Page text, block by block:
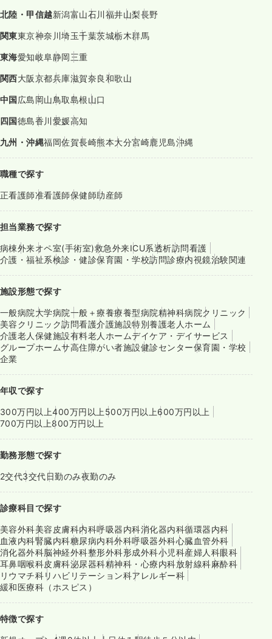
北陸・甲信越新潟富山石川福井山梨長野
関東東京神奈川埼玉千葉茨城栃木群馬
東海愛知岐阜静岡三重
関西大阪京都兵庫滋賀奈良和歌山
中国広島岡山鳥取島根山口
四国徳島香川愛媛高知
九州・沖縄福岡佐賀長崎熊本大分宮崎鹿児島沖縄
職種で探す
正看護師准看護師保健師助産師
担当業務で探す
病棟外来オペ室(手術室)救急外来ICU系透析訪問看護
介護・福祉系検診・健診保育園・学校訪問診療内視鏡治験関連
施設形態で探す
一般病院大学病院一般＋療養療養型病院精神科病院クリニック
美容クリニック訪問看護介護施設特別養護老人ホーム
介護老人保健施設有料老人ホームデイケア・デイサービス
グループホームサ高住障がい者施設健診センター保育園・学校
企業
年収で探す
300万円以上400万円以上 500万円以上600万円以上
700万円以上800万円以上
勤務形態で探す
2交代3交代日勤のみ夜勤のみ
診療科目で探す
美容外科美容皮膚科内科呼吸器内科消化器内科循環器内科
血液内科腎臓内科糖尿病内科外科呼吸器外科心臓血管外科
消化器外科脳神経外科整形外科形成外科小児科産婦人科眼科
耳鼻咽喉科皮膚科泌尿器科精神科・心療内科放射線科麻酔科
リウマチ科リハビリテーション科アレルギー科
緩和医療科（ホスピス）
特徴で探す